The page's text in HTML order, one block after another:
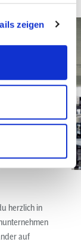
zeigen
herzlich in
auf